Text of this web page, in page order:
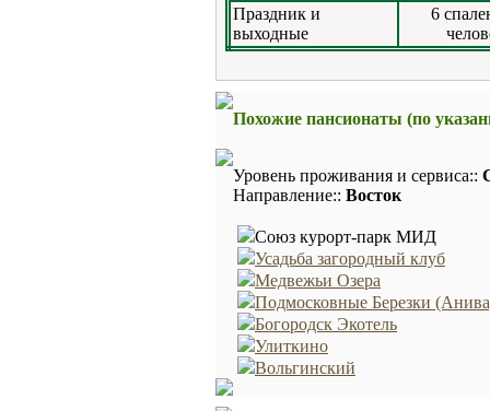
Праздник и
выходные
6
Похожие пансионаты (по
Уровень проживания и сервиса::
Направление:: Восток
Союз курорт-парк МИД
Усадьба загородный клуб
Медвежьи Озера
Подмосковные Березки
Богородск Экотель
Улиткино
Вольгинский